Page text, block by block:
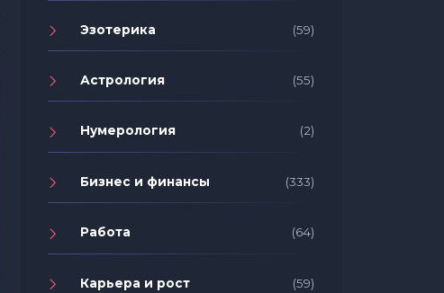
Эзотерика (59)
Астрология (55)
Нумерология (2)
Бизнес и финансы (333)
Работа (64)
Карьера и рост (59)